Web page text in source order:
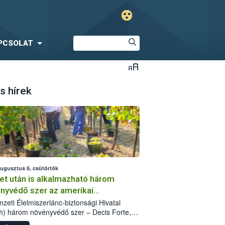
hírek
6, csütörtök
után is alkalmazható három
szer az amerikai
ellen
Élelmiszerlánc-biztonsági Hivatal
három növényvédő szer – Decis Forte,
24 EW, Oroganic – engedélyokiratát